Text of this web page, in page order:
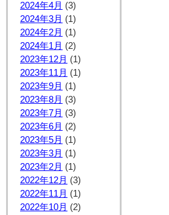
2024年4月 (3)
2024年3月 (1)
2024年2月 (1)
2024年1月 (2)
2023年12月 (1)
2023年11月 (1)
2023年9月 (1)
2023年8月 (3)
2023年7月 (3)
2023年6月 (2)
2023年5月 (1)
2023年3月 (1)
2023年2月 (1)
2022年12月 (3)
2022年11月 (1)
2022年10月 (2)